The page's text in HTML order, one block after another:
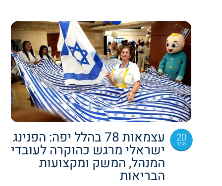
20
אפר עצמאות 78 בהלל יפה: הפנינג
ישראלי מרגש כהוקרה לעובדי
המנהל, המשק ומקצועות
הבריאות